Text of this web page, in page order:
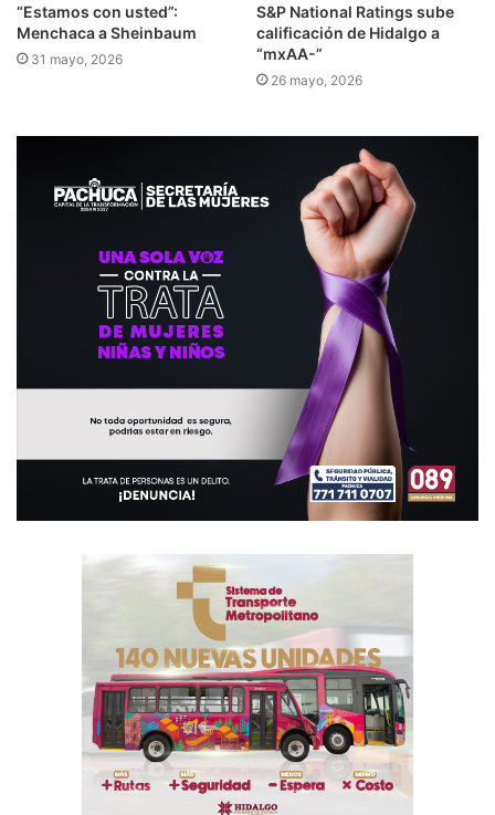
“Estamos con usted”:
Menchaca a Sheinbaum
31 mayo, 2026
S&P National Ratings sube
calificación de Hidalgo a
“mxAA-”
26 mayo, 2026